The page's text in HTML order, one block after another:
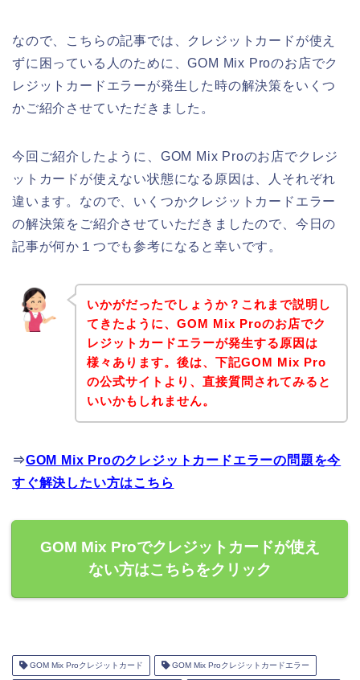
なので、こちらの記事では、クレジットカードが使え
ずに困っている人のために、GOM Mix Proのお店でク
レジットカードエラーが発生した時の解決策をいくつ
かご紹介させていただきました。
今回ご紹介したように、GOM Mix Proのお店でクレジ
ットカードが使えない状態になる原因は、人それぞれ
違います。なので、いくつかクレジットカードエラー
の解決策をご紹介させていただきましたので、今日の
記事が何か１つでも参考になると幸いです。
いかがだったでしょうか？これまで説明し
てきたように、GOM Mix Proのお店でク
レジットカードエラーが発生する原因は
様々あります。後は、下記GOM Mix Pro
の公式サイトより、直接質問されてみると
いいかもしれません。
⇒GOM Mix Proのクレジットカードエラーの問題を今
すぐ解決したい方はこちら
GOM Mix Proでクレジットカードが使え
ない方はこちらをクリック
GOM Mix Proクレジットカード GOM Mix Proクレジットカードエラー